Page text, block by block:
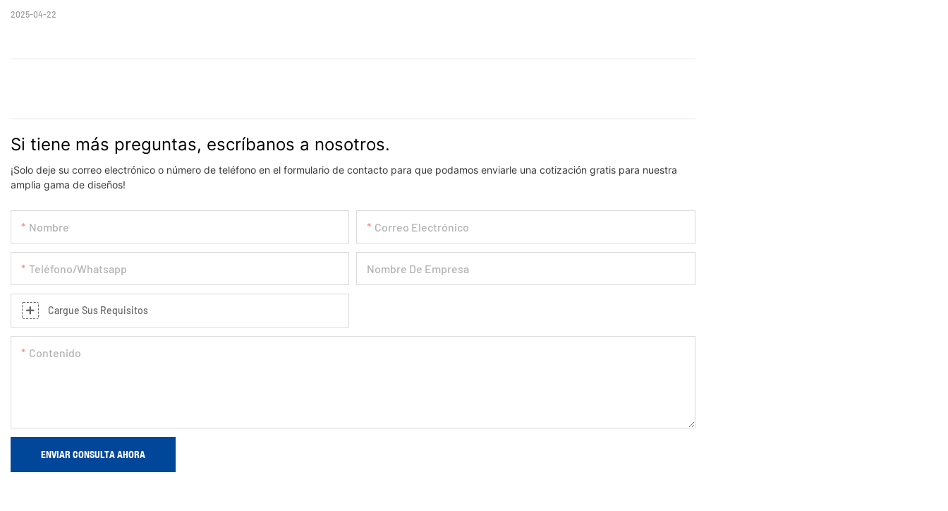
2025-04-22
Si tiene más preguntas, escríbanos a nosotros.
¡Solo deje su correo electrónico o número de teléfono en el formulario de contacto para que podamos enviarle una cotización gratis para nuestra
amplia gama de diseños!
Nombre Correo Electrónico
Teléfono/whatsapp Nombre De Empresa
Cargue Sus Requisitos
Contenido
ENVIAR CONSULTA AHORA